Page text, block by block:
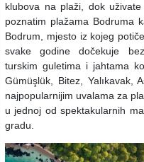
klubova na plaži, dok
poznatim plažama Bodruma
Bodrum, mjesto iz kojeg
svake godine dočekuje
turskim guletima i jahtama
Gümüşlük, Bitez, Yalıkavak,
najpopularnijim uvalama za
u jednoj od spektakularnih
gradu.